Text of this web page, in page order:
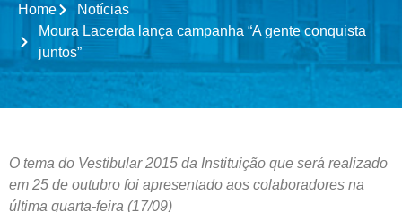
Home
Notícias
Moura Lacerda lança campanha “A gente conquista
juntos”
O tema do Vestibular 2015 da Instituição que será realizado
em 25 de outubro foi apresentado aos colaboradores na
última quarta-feira (17/09)